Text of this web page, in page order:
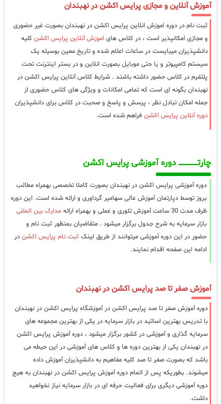
آموزش آنلاین و مجازی پرایس اکشن در نهبندان
ثبت نام در دوره اموزش انلاین پرایس اکشن در نهبندان بصورت غیر حضوری
و مجازی امکانپذیر است ، در کلاس های اموزش آنلاین پرایس اکشن کلیه
دانشپذیران میبایست در ساعات اعلام شده و تاریخ معین بوسیله یک
سیستم کامپیوتر و یا حتی موبایل بصورت انلاین و در بستر اینترنت تحت
پلتفرم در کلاس حضور داشته باشند . شرایط کلاس آنلاین پرایس اکشن در
نهبندان بگونه ای است که تمامی امکانات و ویژگی های کلاس حضوری از
جمله امکان تبادل نظر ، پرسش و پاسخ و صحبت در کلاس برای دانشپذیران
دوره آنلاین پرایس اکشن فراهم شده است.
چارتـــــــــــــــــــ دوره آموزشی پرایس اکشن
دوره آموزشی پرایس اکشن در نهبندان بصورت کاملا تخصصی بهمراه مطالب
بروز توسط دپارتمان آموزش عالی سهامیر گرداوری و ارائه شده است. این دوره
ظرف مدت 30 ساعت آموزش تئوری و عملی و بهمراه ارائه
مدارک بین المللی
بازار سرمایه به شرح جدول برگزار میشود . متقاضیان بمنظور ثبت نام و
حضور در این دوره آموزشی میتوانند از طریق لینک ثبت نام پرایس اکشن در
ادامه این صفحه اقدام نمایند.
آموزش صفر تا صد پرایس اکشن در نهبندان
دوره آموزش صفر تا صد پرایس اکشن در آموزشگاه پرایس اکشن در نهبندان
با تدریس بهترین اساتید در بازار سرمایه در یکی از بهترین مجموعه های
سرمایه گذاری و آموزشی در کشور برگزار میشود ، دوره آموزش پرایس اکشن
در نهبندان یکی از بهترین دوره ها و کلاس های آموزشی در این حیطه می
باشد که بصورت صفر تا صد کلیه مفاهیم به دانشپذیران آموزش داده
میشوند. بطوریکه پس از اتمام دوره آموزش پرایس اکشن در نهبندان به هیج
دوره آموزشی دیگری برای فعالیت حرفه ای در بازار سرمایه نیاز نخواهید
داشت.